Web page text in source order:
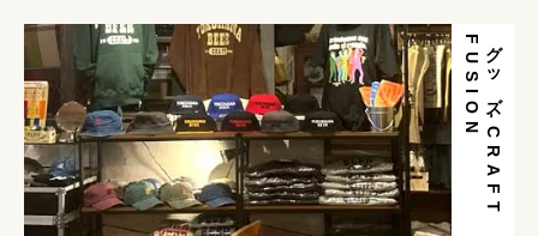
グ
ッ
ズ
-
C
R
A
F
T
F
U
S
I
O
N